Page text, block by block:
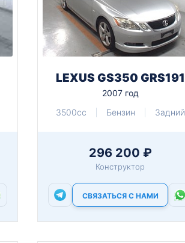
LEXUS GS350 GRS191
2007 год
3500cc
Бензин Задний
296 200 ₽
Конструктор
СВЯЗАТЬСЯ С НАМИ